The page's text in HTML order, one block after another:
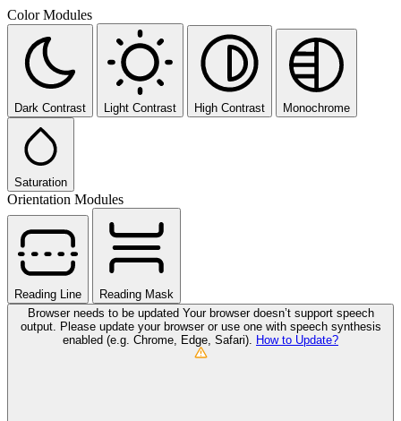
Color Modules
Dark Contrast Light Contrast High Contrast Monochrome
Saturation
Orientation Modules
Reading Line
Reading Mask
Browser needs to be updated Your browser doesn’t support speech
output. Please update your browser or use one with speech synthesis
enabled (e.g. Chrome, Edge, Safari).
How to Update?